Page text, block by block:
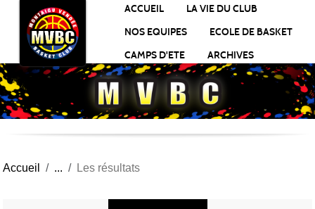
ACCUEIL
LA VIE DU CLUB
NOS EQUIPES
ECOLE DE BASKET
CAMPS D'ETE
ARCHIVES
Accueil Les résultats
Panneau de gestion des cookies